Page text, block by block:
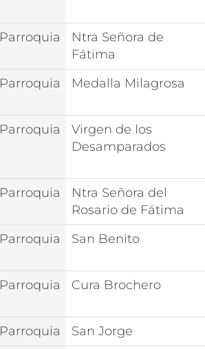
Parroquia
Ntra Señora de
Fátima
Parroquia Medalla Milagrosa
Parroquia
Virgen de los
Desamparados
Parroquia
Ntra Señora del
Rosario de Fátima
Parroquia San Benito
Parroquia Cura Brochero
Parroquia San Jorge